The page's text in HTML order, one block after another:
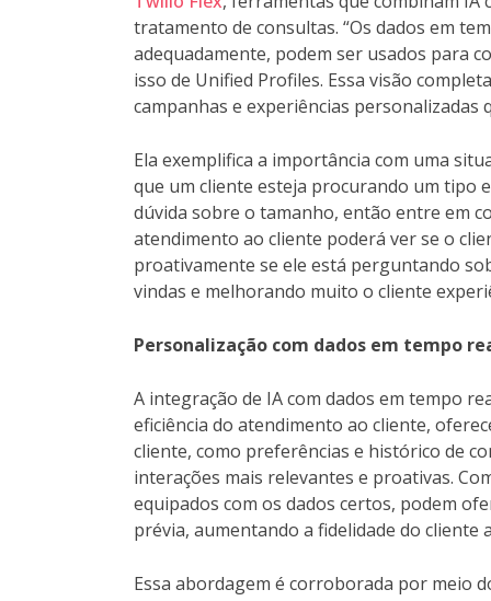
tratamento de consultas. “Os dados em
adequadamente, podem ser usados para
isso de Unified Profiles. Essa visão
campanhas e experiências personalizadas
Ela exemplifica a importância com uma
que um cliente esteja procurando um tipo
dúvida sobre o tamanho, então entre em
atendimento ao cliente poderá ver se o
proativamente se ele está perguntando
vindas e melhorando muito o cliente
Personalização com dados em tempo
A integração de IA com dados em tempo
eficiência do atendimento ao cliente,
cliente, como preferências e histórico de
interações mais relevantes e proativas.
equipados com os dados certos, podem
prévia, aumentando a fidelidade do cliente
Essa abordagem é corroborada por meio